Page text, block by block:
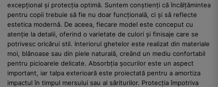
excepțional și protecția optimă. Suntem conștienți că încălțămintea
pentru copii trebuie să fie nu doar funcțională, ci și să reflecte
estetica modernă. De aceea, fiecare model este conceput cu
atenție la detalii, oferind o varietate de culori și finisaje care se
potrivesc oricărui stil. Interiorul ghetelor este realizat din materiale
moi, blănoase sau din piele naturală, creând un mediu confortabil
pentru picioarele delicate. Absorbția șocurilor este un aspect
important, iar talpa exterioară este proiectată pentru a amortiza
impactul în timpul mersului sau al săriturilor. Protecția împotriva